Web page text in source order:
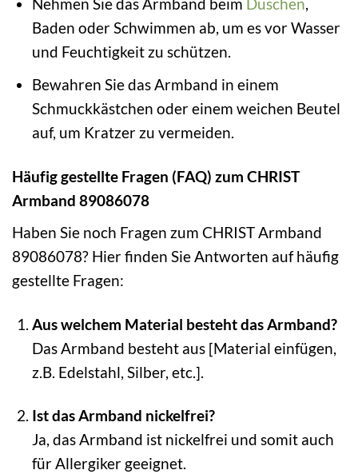
Baden oder Schwimmen ab, um es vor Wasser
und Feuchtigkeit zu schützen.
Bewahren Sie das Armband in einem
Schmuckkästchen oder einem weichen Beutel
auf, um Kratzer zu vermeiden.
Häufig gestellte Fragen (FAQ) zum CHRIST
Armband 89086078
Haben Sie noch Fragen zum CHRIST Armband
89086078? Hier finden Sie Antworten auf häufig
gestellte Fragen:
Aus welchem Material besteht das Armband?
Das Armband besteht aus [Material einfügen,
z.B. Edelstahl, Silber, etc.].
Ist das Armband nickelfrei?
Ja, das Armband ist nickelfrei und somit auch
für Allergiker geeignet.